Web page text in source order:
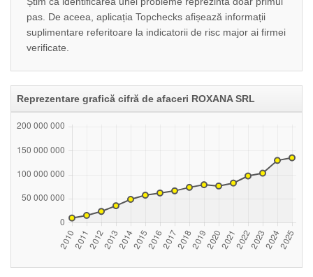
pas. De aceea, aplicația Topchecks afișează informații
suplimentare referitoare la indicatorii de risc major ai firmei
verificate.
Reprezentare grafică cifră de afaceri ROXANA SRL